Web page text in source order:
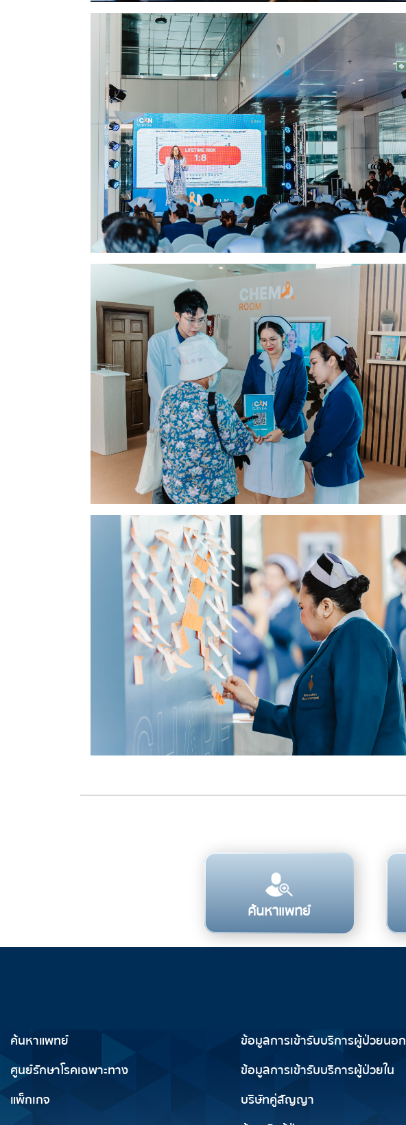
ค้นหาแพทย์
ค้นหาแพทย์
ศูนย์รักษาโรคเฉพาะทาง
แพ็กเกจ
ข้อมูลการเข้ารับบริการผู้ป่วยนอก
ข้อมูลการเข้ารับบริการผู้ป่วยใน
บริษัทคู่สัญญา